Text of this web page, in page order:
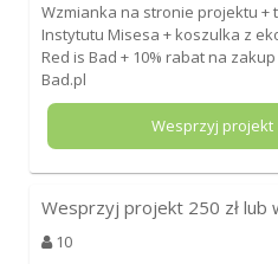
Wzmianka na stronie projektu +
Instytutu Misesa + koszulka z
Red is Bad + 10% rabat na
Bad.pl
Wesprzyj projekt
Wesprzyj projekt 250 zł lub
10